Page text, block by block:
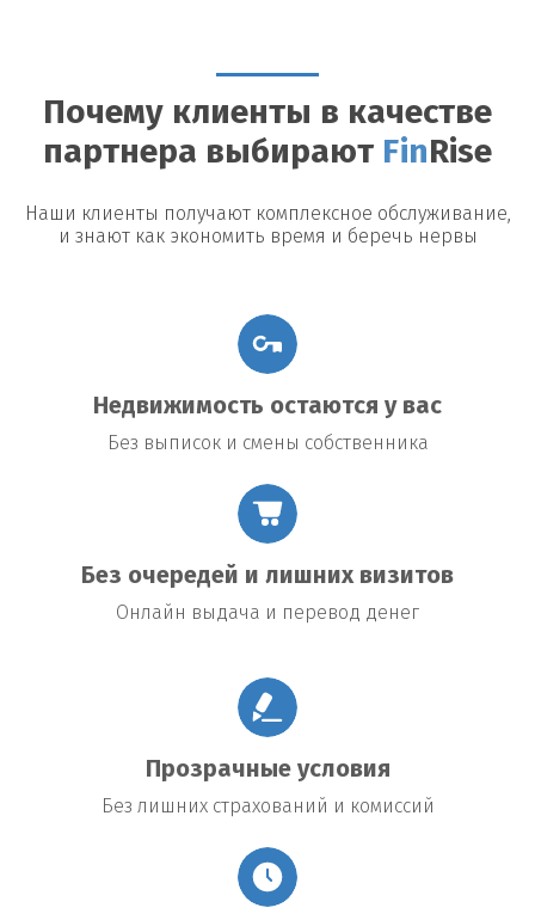
Возможные риски
Утрата недвижимости: В случае невыполнения условий
договора заемщик рискует потерять заложенное имущество.
Повышение процентной ставки:В некоторых договорах
предусмотрено повышение процентной ставки в случае
изменения общих экономических условий.
Почему клиенты в качестве
партнера выбирают Fin Rise
Наши клиенты получают комплексное обслуживание,
и знают как экономить время и беречь нервы
Недвижимость остаются у вас
Без выписок и смены собственника
Без очередей и лишних визитов
Онлайн выдача и перевод денег
Прозрачные условия
Без лишних страхований и комиссий